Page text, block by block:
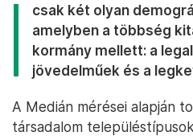
csak két olyan
amelyben a többség
kormány mellett: a
jövedelműek és a
A Medián mérései alapján
társadalom